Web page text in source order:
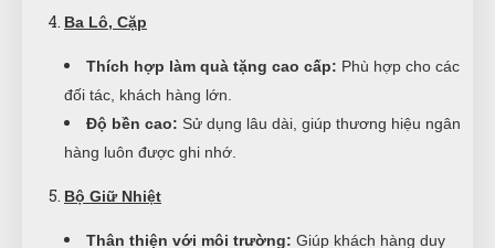
Ba Lô, Cặp
Thích hợp làm quà tặng cao cấp: Phù hợp cho các
đối tác, khách hàng lớn.
Độ bền cao: Sử dụng lâu dài, giúp thương hiệu ngân
hàng luôn được ghi nhớ.
Bộ Giữ Nhiệt
Thân thiện với môi trường: Giúp khách hàng duy